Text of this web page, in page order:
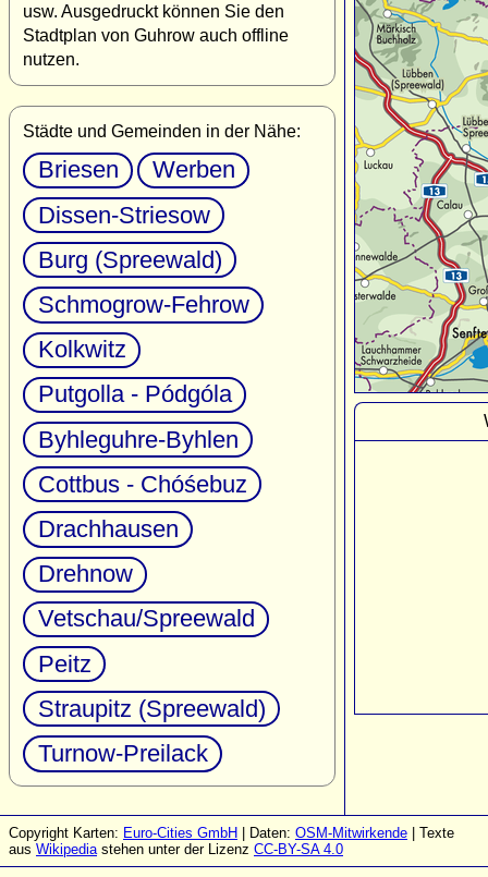
usw. Ausgedruckt können Sie den
Stadtplan von Guhrow auch offline
nutzen.
Städte und Gemeinden in der Nähe:
Briesen
Werben
Dissen-Striesow
Burg (Spreewald)
Schmogrow-Fehrow
Kolkwitz
Putgolla - Pódgóla
Byhleguhre-Byhlen
Cottbus - Chóśebuz
Drachhausen
Drehnow
Vetschau/Spreewald
Peitz
Straupitz (Spreewald)
Turnow-Preilack
Copyright Karten: Euro-Cities GmbH | Daten: OSM-Mitwirkende | Texte
aus Wikipediastehen unter der Lizenz CC-BY-SA 4.0